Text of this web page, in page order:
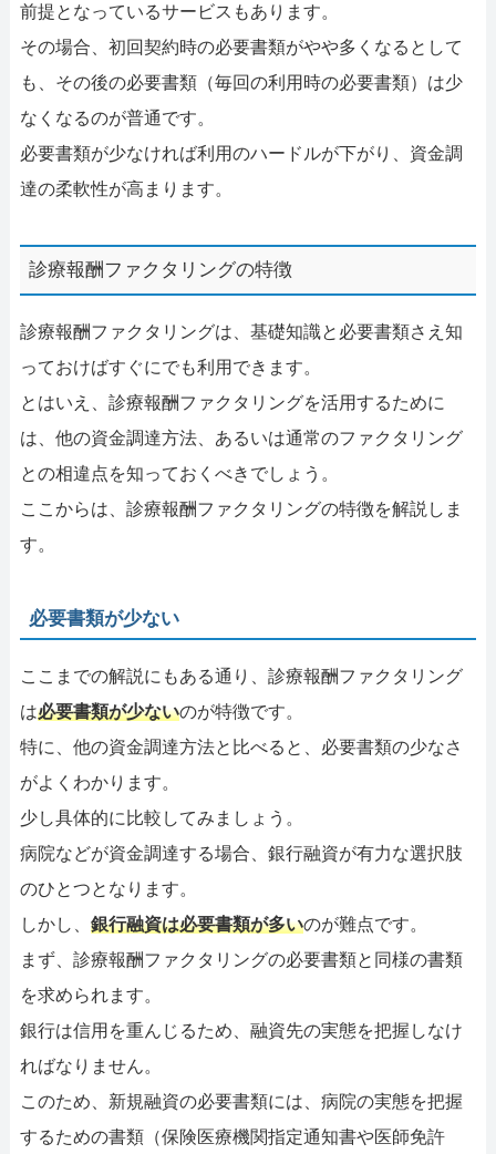
前提となっているサービスもあります。
その場合、初回契約時の必要書類がやや多くなるとして
も、その後の必要書類（毎回の利用時の必要書類）は少
なくなるのが普通です。
必要書類が少なければ利用のハードルが下がり、資金調
達の柔軟性が高まります。
診療報酬ファクタリングの特徴
診療報酬ファクタリングは、基礎知識と必要書類さえ知
っておけばすぐにでも利用できます。
とはいえ、診療報酬ファクタリングを活用するために
は、他の資金調達方法、あるいは通常のファクタリング
との相違点を知っておくべきでしょう。
ここからは、診療報酬ファクタリングの特徴を解説しま
す。
必要書類が少ない
ここまでの解説にもある通り、診療報酬ファクタリング
は必要書類が少ないのが特徴です。
特に、他の資金調達方法と比べると、必要書類の少なさ
がよくわかります。
少し具体的に比較してみましょう。
病院などが資金調達する場合、銀行融資が有力な選択肢
のひとつとなります。
しかし、 銀行融資は必要書類が多いのが難点です。
まず、診療報酬ファクタリングの必要書類と同様の書類
を求められます。
銀行は信用を重んじるため、融資先の実態を把握しなけ
ればなりません。
このため、新規融資の必要書類には、病院の実態を把握
するための書類（保険医療機関指定通知書や医師免許